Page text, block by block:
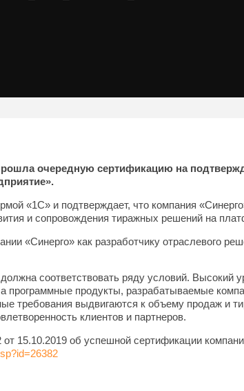
очередную сертификацию на
«1С» и подтверждает, что компания
и сопровождения тиражных решений на
«Синерго» как разработчику отраслевого
соответствовать ряду условий. Высокий
программные продукты, разрабатываемые
требования выдвигаются к объему продаж и
клиентов и партнеров.
15.10.2019 об успешной сертификации